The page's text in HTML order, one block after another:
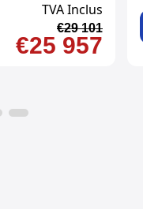
TVA Inclus
€29 101
€25 957